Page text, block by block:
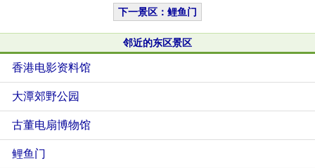
下一景区：鲤鱼门
邻近的东区景区
香港电影资料馆
大潭郊野公园
古董电扇博物馆
鲤鱼门